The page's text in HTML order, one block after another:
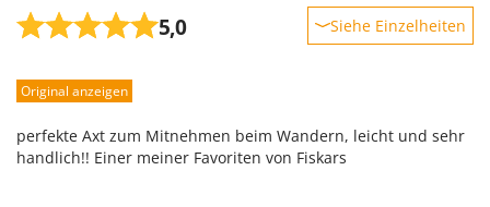
Nilfisk
Ninja
Novatec
NuAir
5,0 Siehe Einzelheiten
Leistung
Qualität / Preis
Original anzeigen
perfekte Axt zum Mitnehmen beim Wandern, leicht und sehr
handlich!! Einer meiner Favoriten von Fiskars